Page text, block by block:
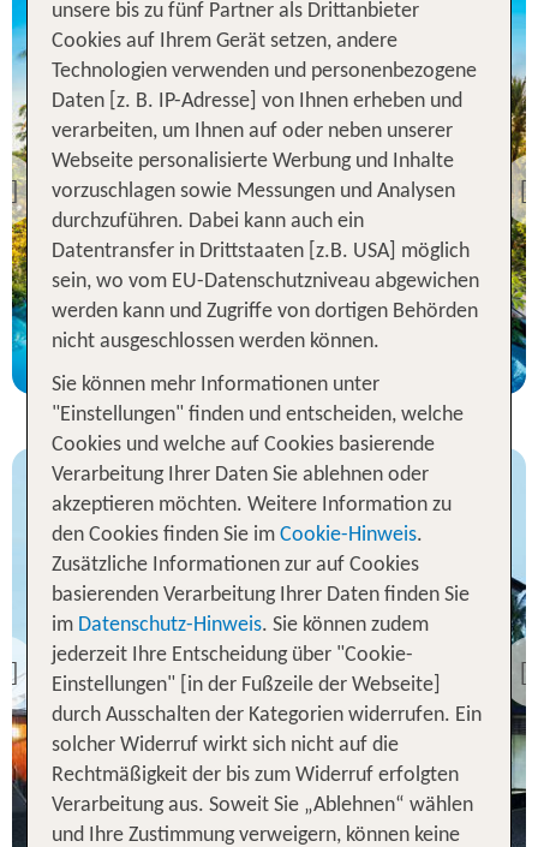
Previous
Bali
The Laguna, A Luxury
Collection Resort & Spa
95 % Weiterempfehlung
7 Nächte, ÜF, DZ
statt
1724 €
p.P. ab 1633 €
Previous
Bali
Ossotel Legian
100 % Weiterempfehlung
7 Nächte, Ü, DZ
p.P. ab 1021 €
unsere bis zu fünf Partner als Drittanbieter
Cookies auf Ihrem Gerät setzen, andere
Technologien verwenden und personenbezogene
Daten [z. B. IP-Adresse] von Ihnen erheben und
verarbeiten, um Ihnen auf oder neben unserer
Webseite personalisierte Werbung und Inhalte
vorzuschlagen sowie Messungen und Analysen
durchzuführen. Dabei kann auch ein
Datentransfer in Drittstaaten [z.B. USA] möglich
sein, wo vom EU-Datenschutzniveau abgewichen
werden kann und Zugriffe von dortigen Behörden
nicht ausgeschlossen werden können.
Sie können mehr Informationen unter
"Einstellungen" finden und entscheiden, welche
Cookies und welche auf Cookies basierende
Verarbeitung Ihrer Daten Sie ablehnen oder
akzeptieren möchten. Weitere Information zu
den Cookies finden Sie im Cookie-Hinweis.
Zusätzliche Informationen zur auf Cookies
basierenden Verarbeitung Ihrer Daten finden Sie
im Datenschutz-Hinweis. Sie können zudem
jederzeit Ihre Entscheidung über "Cookie-
Einstellungen" [in der Fußzeile der Webseite]
durch Ausschalten der Kategorien widerrufen. Ein
solcher Widerruf wirkt sich nicht auf die
Rechtmäßigkeit der bis zum Widerruf erfolgten
Verarbeitung aus. Soweit Sie „Ablehnen“ wählen
und Ihre Zustimmung verweigern, können keine